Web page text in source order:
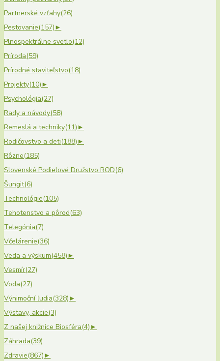
Partnerské vzťahy(26)
Pestovanie(157)►
Plnospektrálne svetlo(12)
Príroda(59)
Prírodné staviteľstvo(18)
Projekty(10)►
Psychológia(27)
Rady a návody(58)
Remeslá a techniky(11)►
Rodičovstvo a deti(188)►
Rôzne(185)
Slovenské Podielové Družstvo ROD(6)
Šungit(6)
Technológie(105)
Tehotenstvo a pôrod(63)
Telegónia(7)
Včelárenie(36)
Veda a výskum(458)►
Vesmír(27)
Voda(27)
Výnimoční ľudia(328)►
Výstavy, akcie(3)
Z našej knižnice Biosféra(4)►
Záhrada(39)
Zdravie(867)►